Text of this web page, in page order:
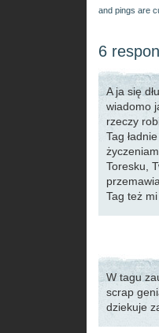
and pings are
6
A ja się
wiadomo
rzeczy
Tag
Toresku,
Tag też
W tagu
scrap
dziekuje